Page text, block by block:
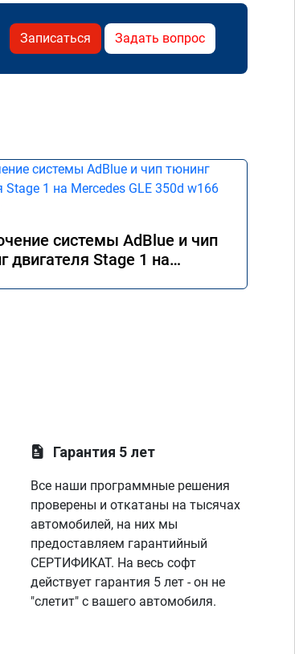
Записаться Задать вопрос
системы AdBlue и чип
двигателя Stage 1 на
Гарантия 5 лет
Все наши программные решения
проверены и откатаны на тысячах
автомобилей, на них мы
предоставляем гарантийный
СЕРТИФИКАТ. На весь софт
действует гарантия 5 лет - он не
"слетит" с вашего автомобиля.